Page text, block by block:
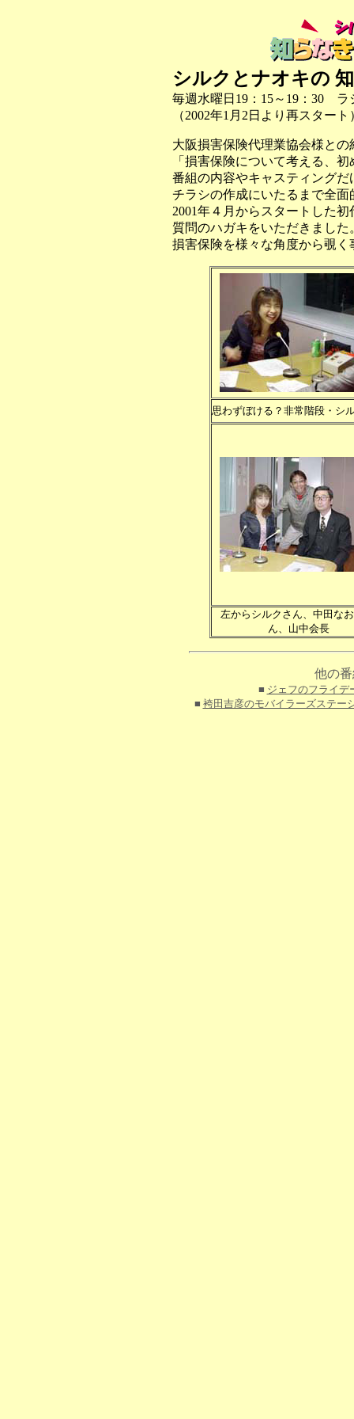
シルクとナオキの
毎週水曜日19：15～19：30 ラ
（2002年1月2日より再スタート
大阪損害保険代理業協会様と
「損害保険について考える、
番組の内容やキャスティング
チラシの作成にいたるまで全
2001年４月からスタートした
質問のハガキをいただきまし
損害保険を様々な角度から覗
思わずぼける？非常階段・シ
左からシルクさん、中田な
ん、山中会長
他の
■ ジェフのフライデ
■ 袴田吉彦のモバイラーズステー